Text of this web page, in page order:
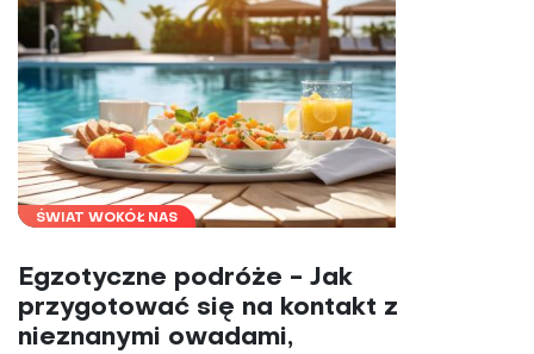
ŚWIAT WOKÓŁ NAS
Egzotyczne podróże - Jak
przygotować się na kontakt z
nieznanymi owadami,